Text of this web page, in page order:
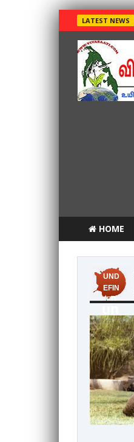
LATEST NEWS
HOME
UND
EFIN
ED
de
fin
ed